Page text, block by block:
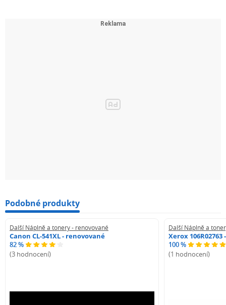
Podobné produkty
Další Náplně a tonery - renovované
Canon CL-541XL - renovované
82 %
(3 hodnocení)
Další Náplně a
Xerox
100 %
(1 hodnocení)